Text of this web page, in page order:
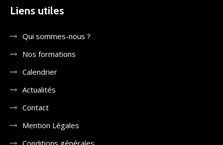
Liens utiles
Qui sommes-nous ?
Nos formations
Calendrier
Actualités
Contact
Mention Légales
Conditions générales